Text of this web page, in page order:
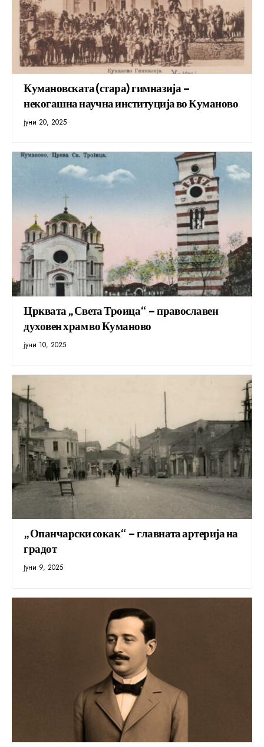
Кумановската (стара) гимназија –
некогашна научна институција во Куманово
јуни 20, 2025
Црквата „Света Троица“ – православен
духовен храм во Куманово
јуни 10, 2025
„Опанчарски сокак“ – главната артерија на
градот
јуни 9, 2025